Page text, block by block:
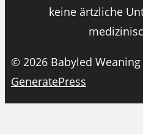
keine ärtzliche
© 2026 Babyled Weaning
GeneratePress